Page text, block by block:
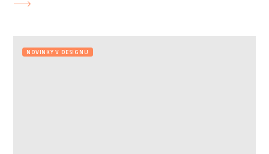
NOVINKY V DESIGNU